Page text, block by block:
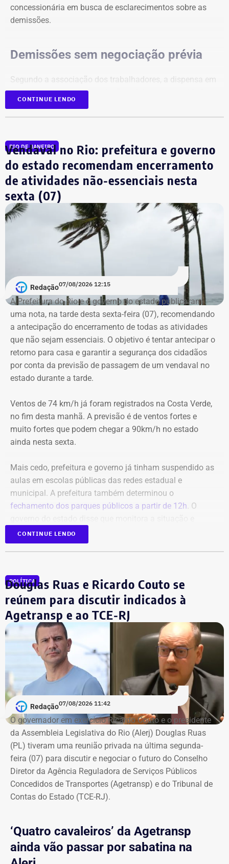
concessionária em busca de esclarecimentos sobre as
demissões.
Demissões sem negociação prévia
Segundo a associação dos trabalhadores, a dispensa em
massa ocorreu sem negociação prévia com a entidade, o
trabalhista.
“Isso é uma verdadeira covardia. Na véspera do Dia dos
Pais, a empresa coloca na rua centenas de chefes de
família. Além disso, qualquer demissão deve ser
negociada com o sindicato da categoria, e isso não
ocorreu”, afirmou Vitor Duque.
O sindicato informou que protocolará ainda nesta sexta-
feira uma denúncia no Ministério Público do Trabalho
pedindo a anulação das demissões e a reintegração dos
trabalhadores dispensados.
Além da medida judicial, o SINTSAMA convocou uma
assembleia para a próxima quarta-feira (12), às 10h, em
frente à sede da Rio + Saneamento, em Santa Cruz, para
discutir os próximos passos da mobilização.
“Independentemente do resultado da conversa de hoje,
vamos lutar pela manutenção dos empregos e pelo
direito dos trabalhadores. A categoria não vai aceitar
CONTINUE LENDO
RIO DE JANEIRO
Vendaval no Rio: prefeitura e governo
do estado recomendam encerramento
de atividades não-essenciais nesta
sexta (07)
Redação07/08/2026 12:15
A Prefeitura do Rio e o governo do estado publicaram
uma nota, na tarde desta sexta-feira (07), recomendando
a antecipação do encerramento de todas as atividades
que não sejam essenciais. O objetivo é tentar antecipar o
retorno para casa e garantir a segurança dos cidadãos
por conta da previsão de passagem de um vendaval no
estado durante a tarde.
Ventos de 74 km/h já foram registrados na Costa Verde,
no fim desta manhã. A previsão é de ventos fortes e
muito fortes que podem chegar a 90km/h no estado
ainda nesta sexta.
Mais cedo, prefeitura e governo já tinham suspendido as
aulas em escolas públicas das redes estadual e
municipal. A prefeitura também determinou o
fechamento dos parques públicos a partir de 12h . O
orientou a população a acompanhar os alertas da Defesa
Civil.
CONTINUE LENDO
POLÍTICA
Douglas Ruas e Ricardo Couto se
reúnem para discutir indicados à
Agetransp e ao TCE-RJ
Redação07/08/2026 11:42
O governador em exercício Ricardo Couto e o presidente
da Assembleia Legislativa do Rio (Alerj) Douglas Ruas
(PL) tiveram uma reunião privada na última segunda-
feira (07) para discutir e negociar o futuro do Conselho
Diretor da Agência Reguladora de Serviços Públicos
Concedidos de Transportes (Agetransp) e do Tribunal de
Contas do Estado (TCE-RJ).
‘Quatro cavaleiros’ da Agetransp
ainda vão passar por sabatina na